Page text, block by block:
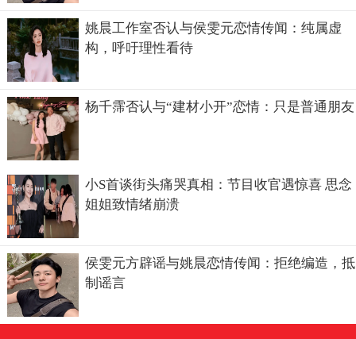
姚晨工作室否认与侯雯元恋情传闻：纯属虚
构，呼吁理性看待
杨千霈否认与“建材小开”恋情：只是普通朋友
小S首谈街头痛哭真相：节目收官遇惊喜 思念
姐姐致情绪崩溃
侯雯元方辟谣与姚晨恋情传闻：拒绝编造，抵
制谣言